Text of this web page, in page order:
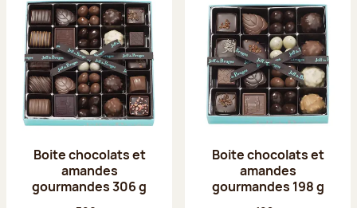
Boite chocolats et
amandes
gourmandes 306 g
Boite chocolats et
amandes
gourmandes 198 g